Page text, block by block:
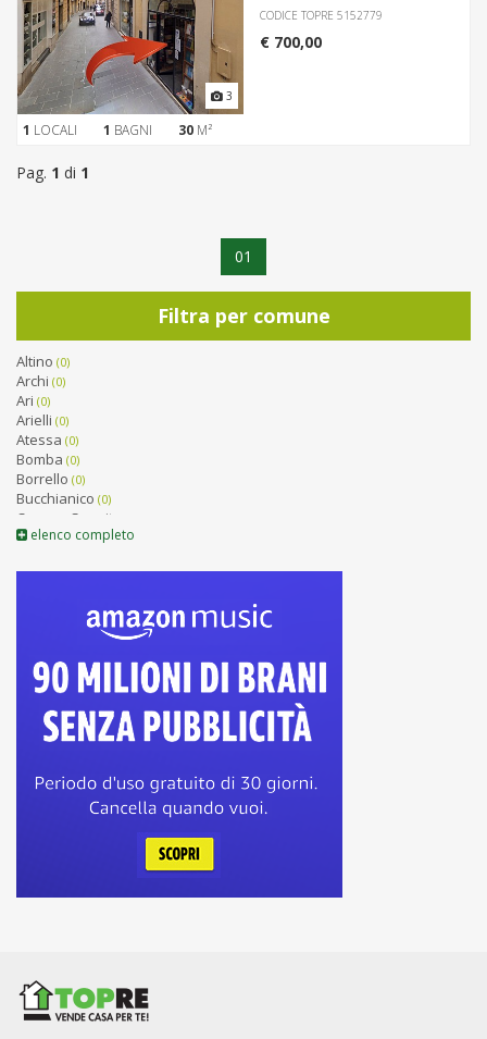
3
CODICE TOPRE 5152779
€ 700,00
1 LOCALI 1 BAGNI 30 M²
Pag. 1 di 1
01
Filtra per comune
Altino (0)
Archi (0)
Ari (0)
Arielli (0)
Atessa (0)
Bomba (0)
Borrello (0)
Bucchianico (0)
Canosa Sannita
Carpineto Sinello (0)
Casacanditella
Casalbordino (0)
Casalincontrada (0)
Castel Frentano
Castelguidone (0)
Castiglione Messer Marino (0)
Celenza sul Trigno (0)
Civitaluparella (0)
Civitella Messer Raimondo (0)
Colledimacine (0)
Fossacesia (0)
Fraine (0)
Francavilla al Mare
elenco completo